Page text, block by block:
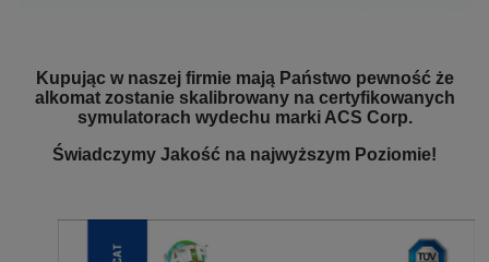
Kupując w naszej firmie mają Państwo pewność że
alkomat zostanie skalibrowany na certyfikowanych
symulatorach wydechu marki ACS Corp.
Świadczymy Jakość na najwyższym Poziomie!